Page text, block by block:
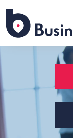
Business